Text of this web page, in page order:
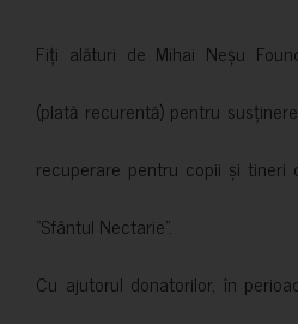
Fiți alături de Mihai Neșu
(plată recurentă) pentru
recuperare pentru copii și tineri
”Sfântul Nectarie”.
Cu ajutorul donatorilor, în